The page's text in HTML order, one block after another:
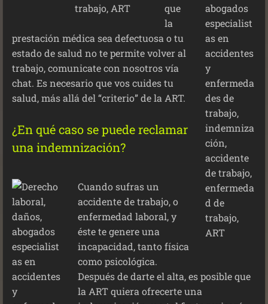
que
la
prestación médica sea defectuosa o tu
estado de salud no te permite volver al
trabajo, comunicate con nosotros vía
chat. Es necesario que vos cuides tu
salud, más allá del “criterio” de la ART.
¿En qué caso se puede reclamar
una indemnización?
Cuando sufras un
accidente de trabajo, o
enfermedad laboral, y
éste te genere una
incapacidad, tanto física
como psicológica.
Después de darte el alta, es posible que
la ART quiera ofrecerte una